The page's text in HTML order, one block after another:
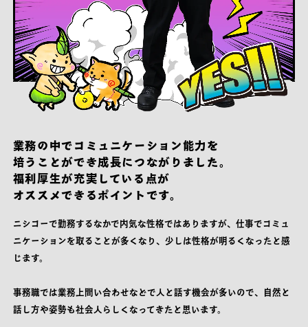
業務の中でコミュニケーション能力を
培うことができ成長につながりました。
福利厚生が充実している点が
オススメできるポイントです。
ニシコーで勤務するなかで内気な性格ではありますが、仕事でコミュ
ニケーションを取ることが多くなり、少しは性格が明るくなったと感
じます。
事務職では業務上問い合わせなどで人と話す機会が多いので、自然と
話し方や姿勢も社会人らしくなってきたと思います。